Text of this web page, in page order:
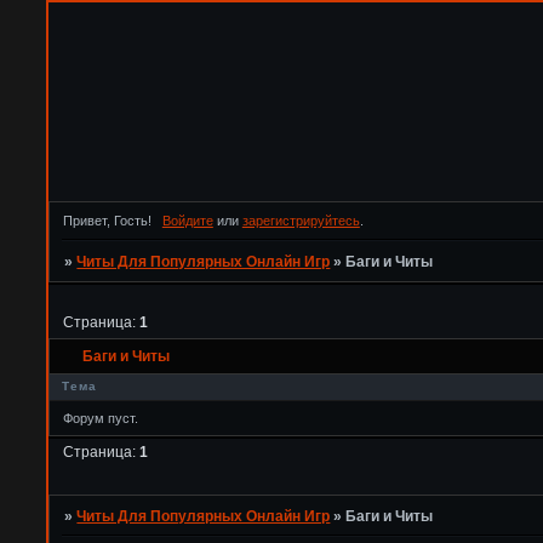
Привет, Гость! Войдитеили зарегистрируйтесь.
»Читы Для Популярных Онлайн Игр »Баги и Читы
Баги и Читы
Страница:1
Тема
Форум пуст.
Страница:1
»Читы Для Популярных Онлайн Игр » Баги и Читы